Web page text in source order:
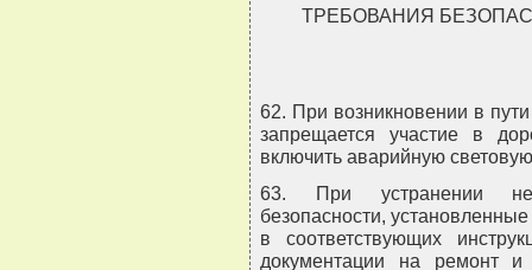
ТРЕБОВАНИЯ
62. При возникновении в
запрещается участие в
включить аварийную
63. При устранении
безопасности,
в соответствующих
документации на ремонт и